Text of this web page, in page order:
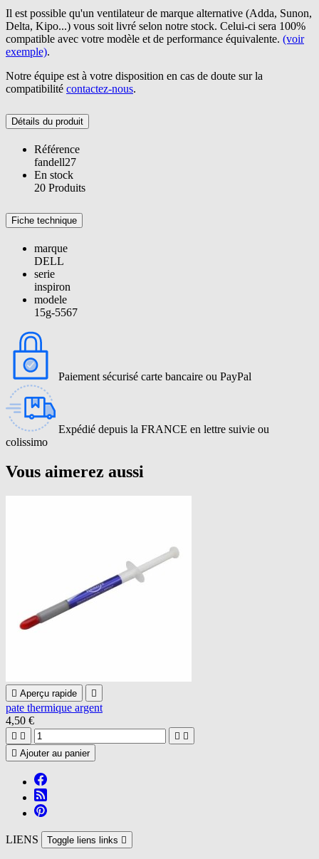
Il est possible qu'un ventilateur de marque alternative (Adda, Sunon,
Delta, Kipo...) vous soit livré selon notre stock. Celui-ci sera 100%
compatible avec votre modèle et de performance équivalente. (voir
exemple).
Notre équipe est à votre disposition en cas de doute sur la
compatibilité contactez-nous.
Détails du produit
Référence
fandell27
En stock
20 Produits
Fiche technique
marque
DELL
serie
inspiron
modele
15g-5567
Paiement sécurisé carte bancaire ou PayPal
Expédié depuis la FRANCE en lettre suivie ou
colissimo
Vous aimerez aussi
 Aperçu rapide 
pate thermique argent
4,50 €
   
 Ajouter au panier
LIENS Toggle liens links 